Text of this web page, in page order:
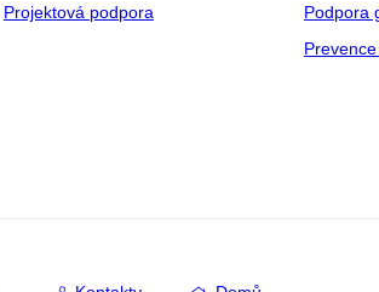
Projektová podpora
Podpora